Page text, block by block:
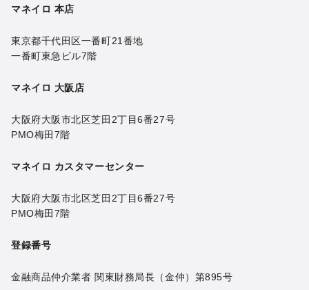
マネイロ 本店
東京都千代田区一番町21番地
一番町東急ビル7階
マネイロ 大阪店
大阪府大阪市北区芝田2丁目6番27号
PMO梅田7階
マネイロ カスタマーセンター
大阪府大阪市北区芝田2丁目6番27号
PMO梅田7階
登録番号
金融商品仲介業者 関東財務局長（金仲）第895号